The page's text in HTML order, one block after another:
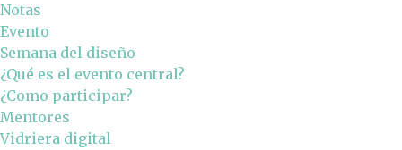
Notas
Evento
Semana del diseño
¿Qué es el evento central?
¿Como participar?
Mentores
Vidriera digital